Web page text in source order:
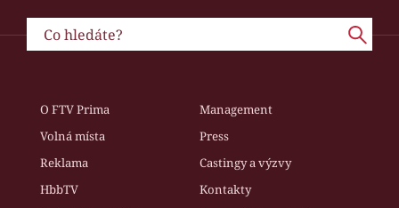
O FTV Prima
Management
Volná místa
Press
Reklama
Castingy a výzvy
HbbTV
Kontakty